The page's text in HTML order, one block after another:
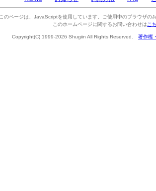
このページは、JavaScriptを使用しています。ご使用中のブラウザの
このホームページに関するお問い合わせは こ
Copyright(C) 1999-2026 Shugiin All Rights Reserved. 著作権